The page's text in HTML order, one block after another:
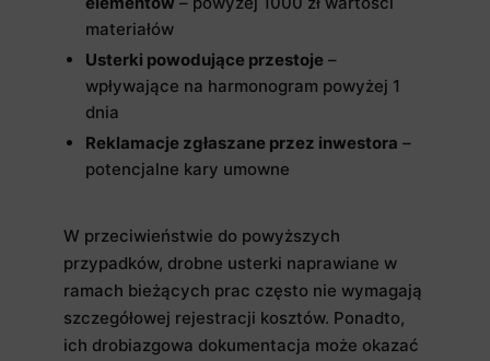
materiałów
Usterki powodujące przestoje –
wpływające na harmonogram powyżej 1
dnia
Reklamacje zgłaszane przez inwestora –
potencjalne kary umowne
W przeciwieństwie do powyższych
przypadków, drobne usterki naprawiane w
ramach bieżących prac często nie wymagają
szczegółowej rejestracji kosztów. Ponadto,
ich drobiazgowa dokumentacja może okazać